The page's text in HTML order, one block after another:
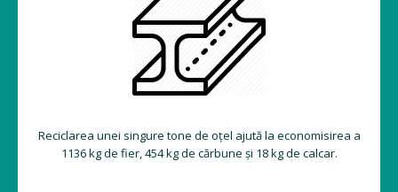
Reciclarea unei singure tone de oțel ajută la economisirea a
1136 kg de fier, 454 kg de cărbune și 18 kg de calcar.